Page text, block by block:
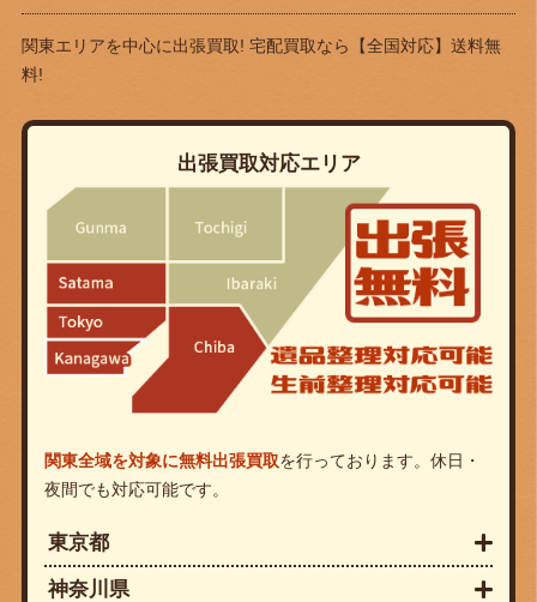
関東エリアを中心に出張買取! 宅配買取なら
【全国対応】送料無
料!
出張買取対応エリア
関東全域を対象に無料出張買取を行っております。休日・
夜間でも対応可能です。
東京都
神奈川県